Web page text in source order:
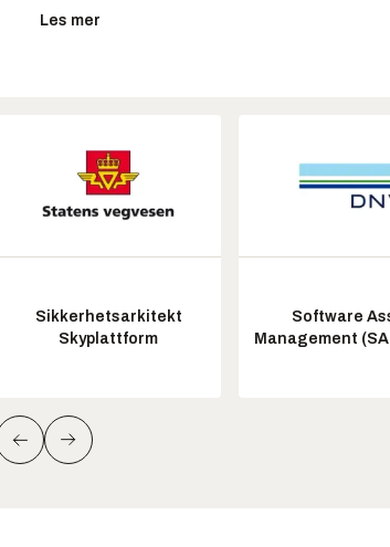
Les mer
Sikkerhetsarkitekt
Skyplattform
Software
Management